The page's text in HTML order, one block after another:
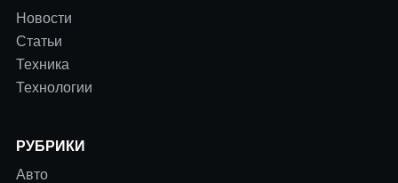
Новости
Статьи
Техника
Технологии
РУБРИКИ
Авто